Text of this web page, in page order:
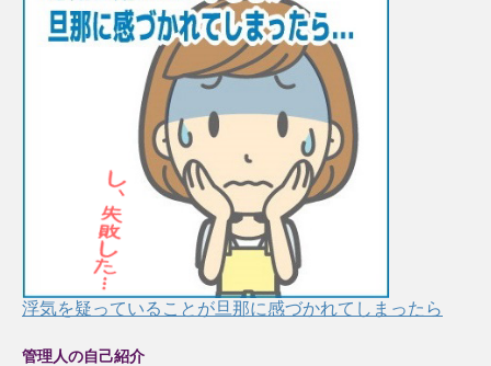
浮気を疑っていることが旦那に感づかれてしまったら
管理人の自己紹介